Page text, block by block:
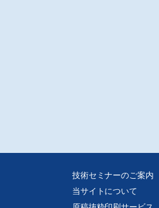
技術セミナーのご案内
当サイトについて